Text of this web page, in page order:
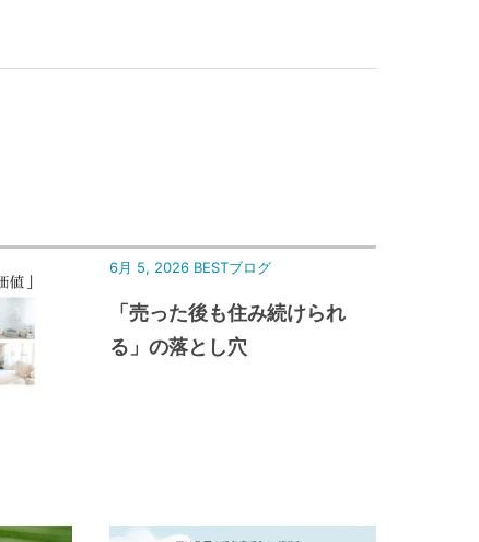
6月 5, 2026 BESTブログ
「売った後も住み続けられ
る」の落とし穴